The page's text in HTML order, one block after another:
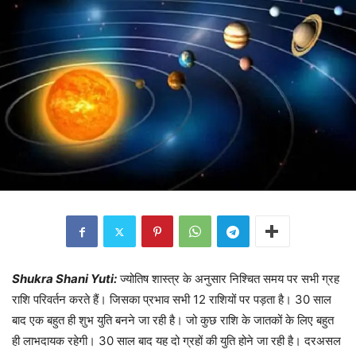
Shukra Shani Yuti:ज्योतिष शास्त्र के अनुसार निश्चित समय पर सभी ग्रह
राशि परिवर्तन करते हैं। जिसका प्रभाव सभी 12 राशियों पर पड़ता है। 30 साल
बाद एक बहुत ही शुभ युति बनने जा रही है। जो कुछ राशि के जातकों के लिए बहुत
ही लाभदायक रहेगी। 30 साल बाद यह दो ग्रहों की युति होने जा रही है। दरअसल